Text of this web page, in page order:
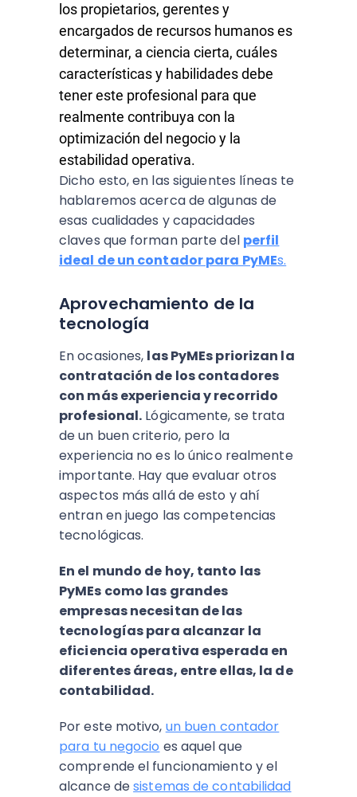
los propietarios, gerentes y
encargados de recursos humanos es
determinar, a ciencia cierta, cuáles
características y habilidades debe
tener este profesional para que
realmente contribuya con la
optimización del negocio y la
estabilidad operativa.
Dicho esto, en las siguientes líneas te
hablaremos acerca de algunas de
esas cualidades y capacidades
claves que forman parte del perfil
ideal de un contadorpara PyMEs.
Aprovechamiento de la
tecnología
En ocasiones, las PyMEs priorizan la
contratación de los contadores
con más experiencia y recorrido
profesional. Lógicamente, se trata
de un buen criterio, pero la
experiencia no es lo único realmente
importante. Hay que evaluar otros
aspectos más allá de esto y ahí
entran en juego las competencias
tecnológicas.
En el mundo de hoy, tanto las
PyMEs como las grandes
empresas necesitan de las
tecnologías para alcanzar la
eficiencia operativa esperada en
diferentes áreas, entre ellas, la de
contabilidad.
Por este motivo, un buen contador
para tu negocio es aquel que
comprende el funcionamiento y el
alcance desistemas de contabilidad